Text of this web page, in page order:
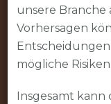
unsere Branche
Vorhersagen
mögliche
Insgesamt kann